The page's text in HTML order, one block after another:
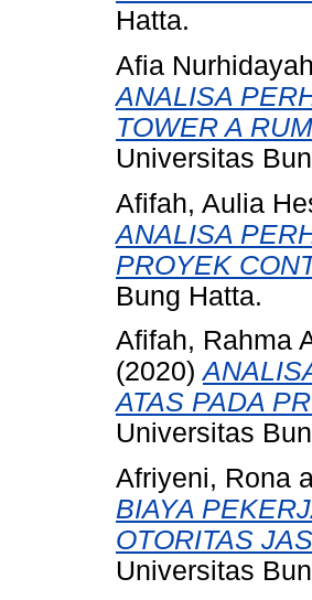
Hatta.
Afia
ANALISA
TOWER A
Universitas
Afifah, Aulia
ANALISA
PROYEK
Bung Hatta.
Afifah, Rahma
(2020)
ATAS PADA
Universitas
Afriyeni, Rona
BIAYA
OTORITAS
Universitas